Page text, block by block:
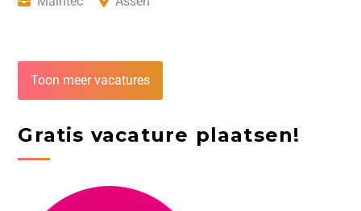
Toon meer vacatures
Gratis vacature plaatsen!